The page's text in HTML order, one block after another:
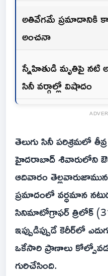
అతివేగమే ప్రమాదానికి
అంచనా
స్నేహితుడి మృతిపై నటి
సినీ వర్గాల్లో విషాదం
తెలుగు సినీ పరిశ్రమలో
హైదరాబాద్ శివారులోని
ఆదివారం
ప్రమాదంలో వర్ధమాన
సినిమాటోగ్రాఫర్ త్రిలోక్
ఇప్పుడిప్పుడే కెరీర్‌లో
ఒకేసారి ప్రాణాలు
గురిచేసింది.